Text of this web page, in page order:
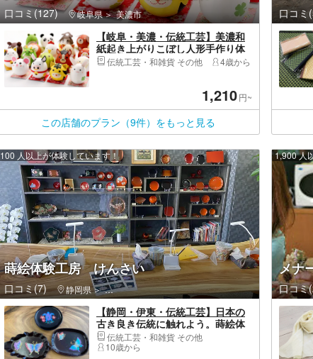
口コミ(127) 岐阜県 美濃市
【岐阜・美濃・伝統工芸】美濃和
紙起き上がりこぼし人形手作り体
験（1個）
伝統工芸・和雑貨 その他 4歳から
1,210円~
この店舗のプラン（9件）をもっと見る
口コミ
蒔絵体験工房 けんさい
口コミ(7) 静岡県 伊東市・伊豆高原・城ヶ崎海岸
100 人以上が体験しています！
【静岡・伊東・伝統工芸】日本の
古き良き伝統に触れよう。蒔絵体
験（1個）
伝統工芸・和雑貨 その他
10歳から
メナ
口コミ
1,900 人